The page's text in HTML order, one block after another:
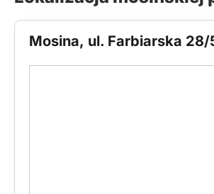
Mosina, ul. Farbiarska 28/